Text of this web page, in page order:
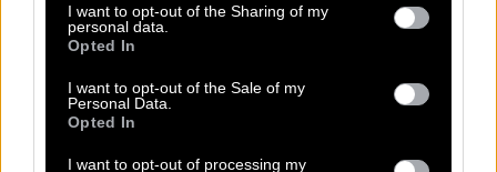
not limited to your visit or usage behaviour. You may click to
grant or deny consent to Google and its third-party tags to
use your data for below specified purposes in below Google
consent section.
I want to opt-out of the Sharing of my
personal data.
Opted In
I want to opt-out of the Sale of my
Personal Data.
Opted In
I want to opt-out of processing my
κιθάρα στα χέρια, η Κέιτ Χάντσον αποφάσισε να
αυτοσχεδιάσει και δημιούργησε το πιο ελληνικό
καλοκαιρινό τραγούδι. Με χιούμορ και
ανεβασμένη διάθεση τραγούδησε: